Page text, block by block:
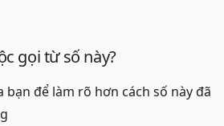
gọi từ số này?
để làm rõ hơn cách số này đã